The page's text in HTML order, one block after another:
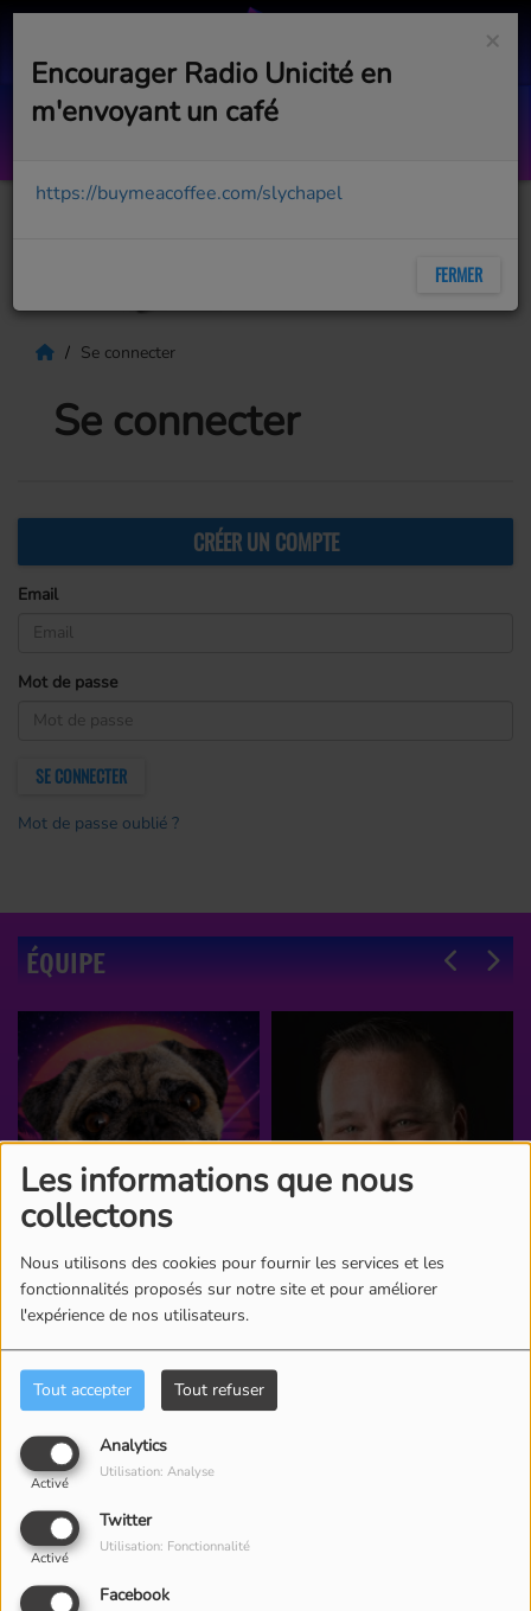
Les informations que nous
collectons
Nous utilisons des cookies pour fournir les services et les
fonctionnalités proposés sur notre site et pour améliorer
l'expérience de nos utilisateurs.
Tout accepter Tout refuser
Analytics
Activé
Utilisation: Analyse
Twitter
Activé
Utilisation: Fonctionnalité
Facebook
Cant Tame Her (ID)
Se connecter
Se connecter
CRÉER UN COMPTE
Email
Mot de passe
SE CONNECTER
Mot de passe oublié ?
ÉQUIPE
×
Encourager Radio Unicité en
m'envoyant un café
https://buymeacoffee.com/slychapel
FERMER